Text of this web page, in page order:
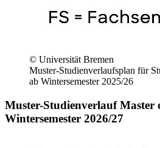
© Universität Bremen
Muster-Studienverlaufsplan für
ab Wintersemester 2025/26
Muster-Studienverlauf Master
Wintersemester 2026/27